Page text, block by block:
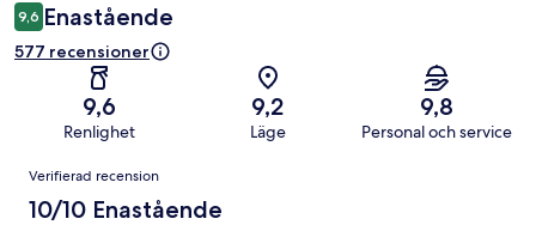
9,6 Enastående
577 recensioner
9,6
Renlighet
9,2
Läge
9,8
Personal och service
Recensioner
Verifierad recension
10/10 Enastående